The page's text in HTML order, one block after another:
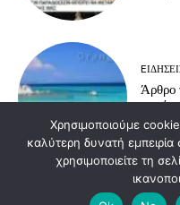
Άρθρο
γιατί
νησιά
Χρησιμοποιούμε
καλύτερη δυνατή
χρησιμοποιείτε τη